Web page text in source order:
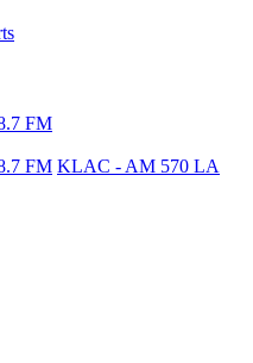
FM
FM KLAC - AM 570 LA